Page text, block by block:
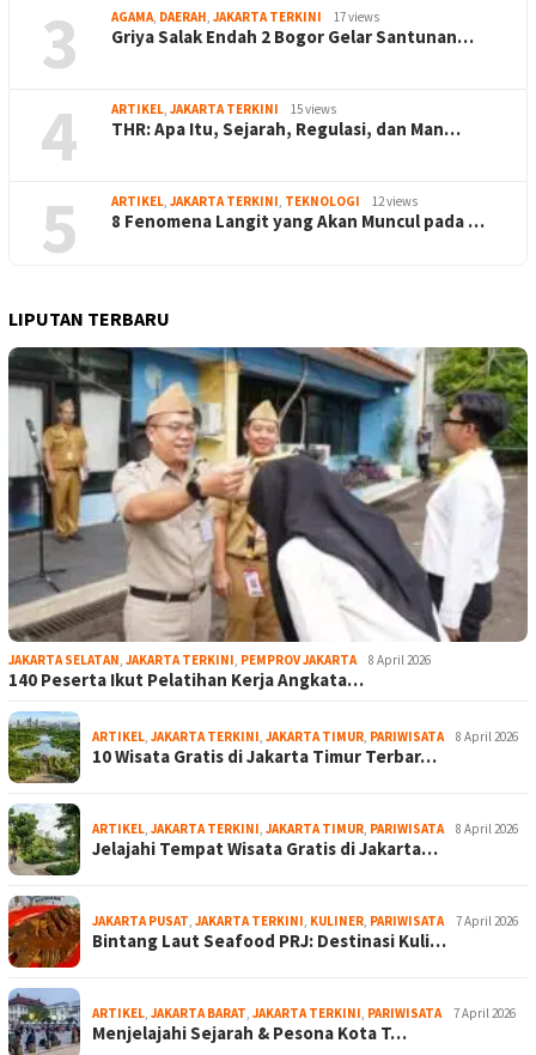
3 AGAMA, DAERAH, JAKARTA TERKINI 17 views
Griya Salak Endah 2 Bogor Gelar Santunan…
4 ARTIKEL, JAKARTA TERKINI 15 views
THR: Apa Itu, Sejarah, Regulasi, dan Man…
5 ARTIKEL, JAKARTA TERKINI, TEKNOLOGI 12 views
8 Fenomena Langit yang Akan Muncul pada …
LIPUTAN TERBARU
JAKARTA SELATAN, JAKARTA TERKINI, PEMPROV JAKARTA 8 April 2026
140 Peserta Ikut Pelatihan Kerja Angkata…
ARTIKEL, JAKARTA TERKINI, JAKARTA TIMUR, PARIWISATA 8 April 2026
10 Wisata Gratis di Jakarta Timur Terbar…
ARTIKEL, JAKARTA TERKINI, JAKARTA TIMUR, PARIWISATA 8 April 2026
Jelajahi Tempat Wisata Gratis di Jakarta…
JAKARTA PUSAT, JAKARTA TERKINI, KULINER, PARIWISATA 7 April 2026
Bintang Laut Seafood PRJ: Destinasi Kuli…
ARTIKEL, JAKARTA BARAT, JAKARTA TERKINI, PARIWISATA 7 April 2026
Menjelajahi Sejarah & Pesona Kota T…